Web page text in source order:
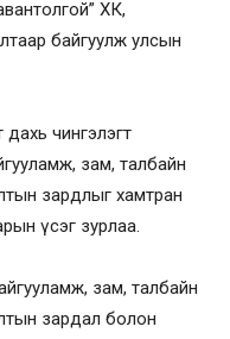
ХК,
байгуулж улсын
чингэлэгт
зам, талбайн
зардлыг хамтран
үсэг зурлаа.
зам, талбайн
зардал болон